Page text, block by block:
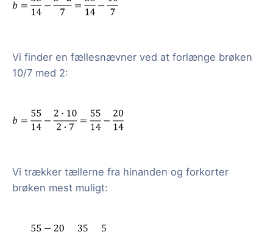
Vi finder en fællesnævner ved at forlænge brøken
10/7 med 2:
Vi trækker tællerne fra hinanden og forkorter
brøken mest muligt: